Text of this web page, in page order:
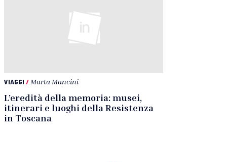
VIAGGI / Marta Mancini
L’eredità della memoria: musei,
itinerari e luoghi della Resistenza
in Toscana